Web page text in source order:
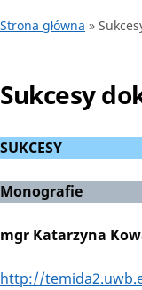
Strona główna »
Sukcesy
SUKCESY
Monografie
mgr Katarzyna
http://